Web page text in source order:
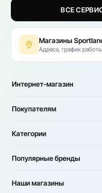
ВСЕ
Магазины
Адреса, график
Интернет-магазин
Покупателям
Категории
Популярные бренды
Наши магазины